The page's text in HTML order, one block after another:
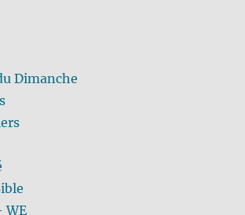
Dimanche
WE